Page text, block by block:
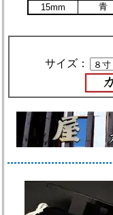
15mm
青
サイズ：